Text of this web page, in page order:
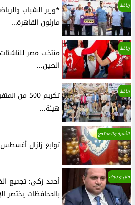
رياضة
*وزير الشباب
مارثون القاهرة...
رياضة
منتخب مصر
الصين...
رياضة
هيئة...
الأسرة والمجتمع
توابع زلزال
مال و بنوك
أحمد زكي: تجميع
بالمحافظات يختصر